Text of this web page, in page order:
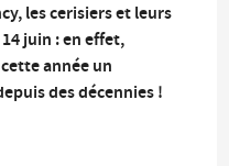
les cerisiers et leurs
juin : en effet,
année un
des décennies !